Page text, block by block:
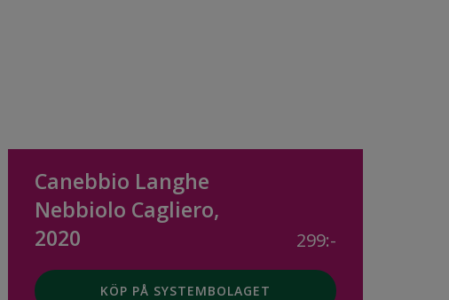
Canebbio Langhe
Nebbiolo Cagliero,
2020
299:-
KÖP PÅ SYSTEMBOLAGET